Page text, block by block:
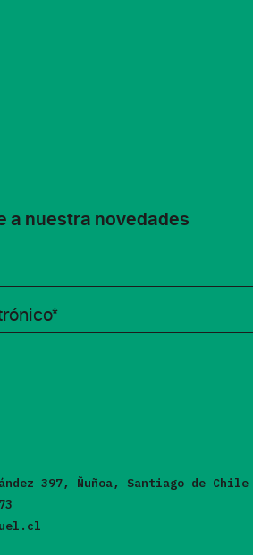
a nuestra novedades
397, Ñuñoa, Santiago de Chile